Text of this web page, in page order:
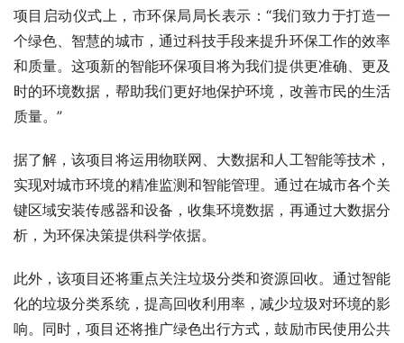
项目启动仪式上，市环保局局长表示：“我们致力于打造一
个绿色、智慧的城市，通过科技手段来提升环保工作的效率
和质量。这项新的智能环保项目将为我们提供更准确、更及
时的环境数据，帮助我们更好地保护环境，改善市民的生活
质量。”
据了解，该项目将运用物联网、大数据和人工智能等技术，
实现对城市环境的精准监测和智能管理。通过在城市各个关
键区域安装传感器和设备，收集环境数据，再通过大数据分
析，为环保决策提供科学依据。
此外，该项目还将重点关注垃圾分类和资源回收。通过智能
化的垃圾分类系统，提高回收利用率，减少垃圾对环境的影
响。同时，项目还将推广绿色出行方式，鼓励市民使用公共